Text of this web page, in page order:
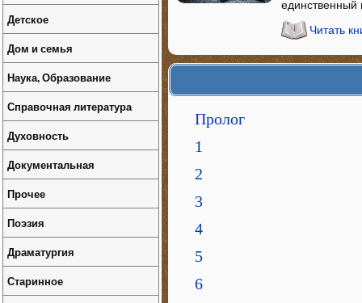
единственный
Читать
Пролог
1
2
3
4
5
6
Детское
Дом и семья
Наука, Образование
Справочная литература
Духовность
Документальная
Прочее
Поэзия
Драматургия
Старинное